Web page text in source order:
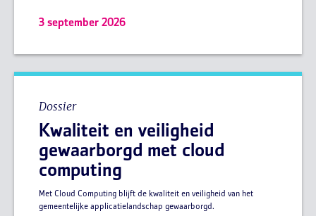
3 september 2026
Dossier
Kwaliteit en veiligheid
gewaarborgd met cloud
computing
Met Cloud Computing blijft de kwaliteit en veiligheid van het
gemeentelijke applicatielandschap gewaarborgd.